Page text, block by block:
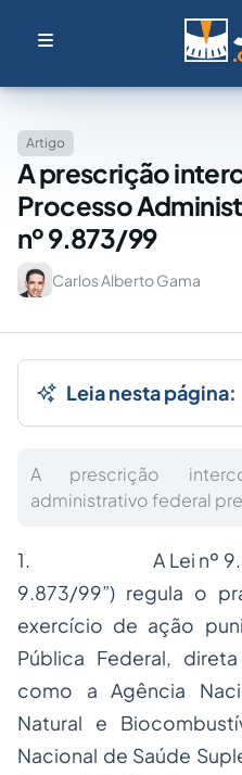
Artigo
A prescrição
Processo
nº 9.873/99
Carlos Alberto Gama
Leia nesta página:
A prescrição
administrativo federal
1.A Lei nº
9.873/99”) regula o
exercício de ação
Pública Federal,
como a Agência
Natural e
Nacional de Saúde